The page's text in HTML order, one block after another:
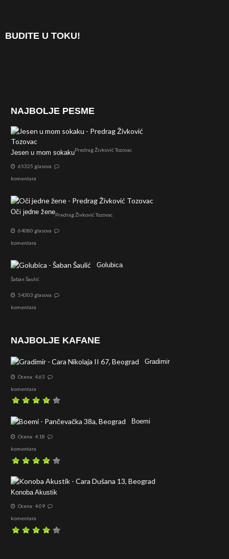
BUDITE U TOKU!
NAJBOLJE PESME
Jesen u mom sokakuPredrag Živković Tozovac
65325 glasova
komentara
Oči jedne ženePredrag Živković Tozovac
64080 glasova
komentara
Golubica
Šaban Šaulić
54303 glasova
komentara
NAJBOLJE KAFANE
Gradimir
Ocena: 4.63
komentara
Boemi
Ocena: 4.18
komentara
Konoba Akustik
Ocena: 4.09
komentara